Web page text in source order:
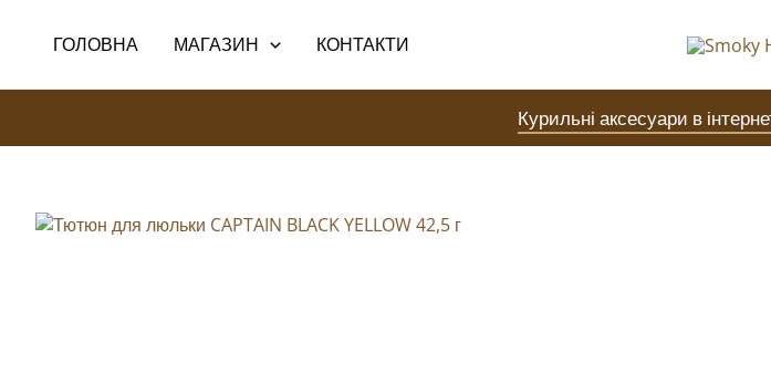
ГОЛОВНА МАГАЗИН КОНТАКТИ
Курильні аксесуари в